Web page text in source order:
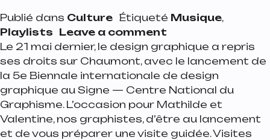
Publié dans Culture Étiqueté Musique,
Playlists Leave a comment
Le 21 mai dernier, le design graphique a repris
ses droits sur Chaumont, avec le lancement de
la 5e Biennale internationale de design
graphique au Signe — Centre National du
Graphisme. L’occasion pour Mathilde et
Valentine, nos graphistes, d’être au lancement
et de vous préparer une visite guidée. Visites